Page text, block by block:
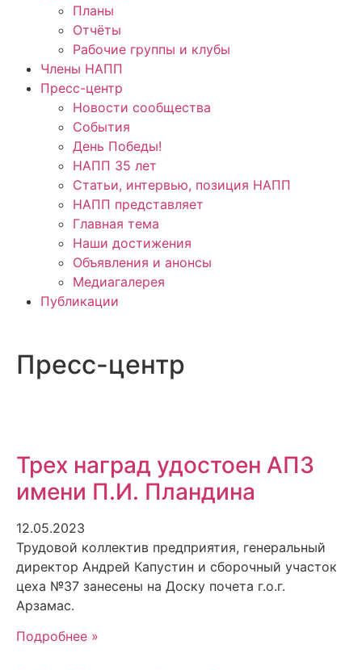
Планы
Отчёты
Рабочие группы и клубы
Члены НАПП
Пресс-центр
Новости сообщества
События
День Победы!
НАПП 35 лет
Статьи, интервью, позиция НАПП
НАПП представляет
Главная тема
Наши достижения
Объявления и анонсы
Медиагалерея
Публикации
Пресс-центр
Трех наград удостоен АПЗ
имени П.И. Пландина
12.05.2023
Трудовой коллектив предприятия, генеральный
директор Андрей Капустин и сборочный участок
цеха №37 занесены на Доску почета г.о.г.
Арзамас.
Подробнее »